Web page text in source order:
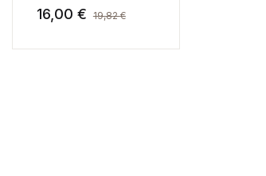
δρόμος των
16,00 € 19,82€